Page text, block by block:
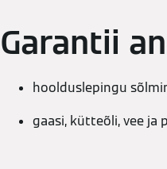
Garantii
hoolduslepingu
gaasi, kütteõli, vee ja